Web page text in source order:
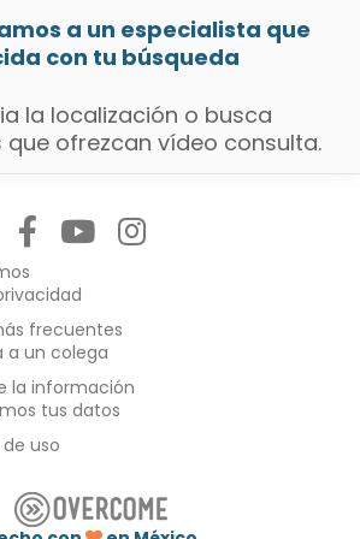
a un especialista que
con tu búsqueda
la localización o busca
que ofrezcan vídeo consulta.
frecuentes
a un colega
la información
tus datos
uso